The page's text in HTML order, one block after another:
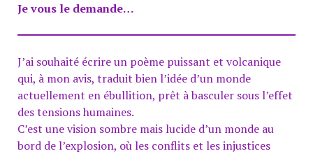
Je vous le demande…
J’ai souhaité écrire un poème puissant et volcanique
qui, à mon avis, traduit bien l’idée d’un monde
actuellement en ébullition, prêt à basculer sous l’effet
des tensions humaines.
C’est une vision sombre mais lucide d’un monde au
bord de l’explosion, où les conflits et les injustices